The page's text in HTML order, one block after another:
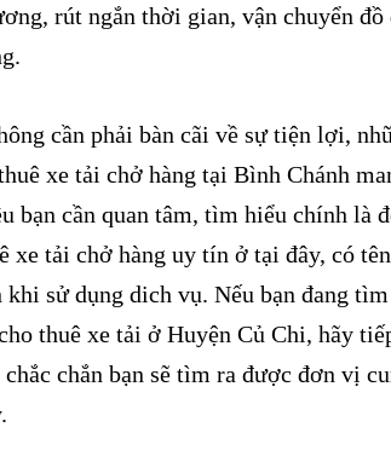
rút ngắn thời gian, vận chuyển đồ
cần phải bàn cãi về sự tiện lợi,
xe tải chở hàng tại Bình Chánh
bạn cần quan tâm, tìm hiểu chính là
xe tải chở hàng uy tín ở tại đây, có
khi sử dụng dich vụ. Nếu bạn đang
thuê xe tải ở Huyện Củ Chi, hãy
chắn bạn sẽ tìm ra được đơn vị